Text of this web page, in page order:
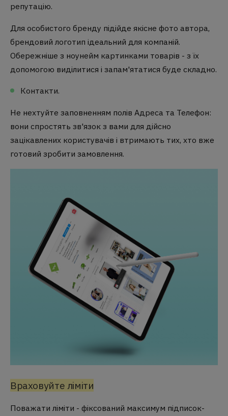
репутацію.
Для особистого бренду підійде якісне фото автора,
брендовий логотип ідеальний для компаній.
Обережніше з ноунейм картинками товарів - з їх
допомогою виділитися і запам'ятатися буде складно.
Контакти.
Не нехтуйте заповненням полів Адреса та Телефон:
вони спростять зв'язок з вами для дійсно
зацікавлених користувачів і втримають тих, хто вже
готовий зробити замовлення.
Враховуйте ліміти
Поважати ліміти - фіксований максимум підписок-